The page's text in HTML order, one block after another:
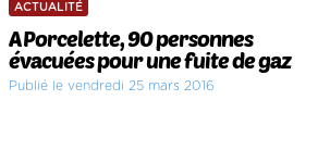
ACTUALITÉ
A Porcelette, 90 personnes
évacuées pour une fuite de gaz
Publié le vendredi 25 mars 2016